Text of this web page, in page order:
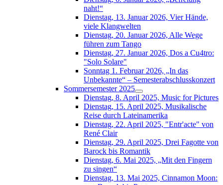
naht!“
Dienstag, 13. Januar 2026, Vier Hände,
viele Klangwelten
Dienstag, 20. Januar 2026, Alle Wege
führen zum Tango
Dienstag, 27. Januar 2026, Dos a Cu4tro:
"Solo Solare"
Sonntag 1. Februar 2026, „In das
Unbekannte“ – Semesterabschlusskonzert
Sommersemester 2025
Dienstag, 8. April 2025, Music for Pictures
Dienstag, 15. April 2025, Musikalische
Reise durch Lateinamerika
Dienstag, 22. April 2025, "Entr'acte" von
René Clair
Dienstag, 29. April 2025, Drei Fagotte von
Barock bis Romantik
Dienstag, 6. Mai 2025, „Mit den Fingern
zu singen“
Dienstag, 13. Mai 2025, Cinnamon Moon: